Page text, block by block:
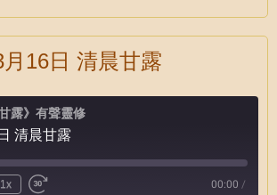
月16日 清晨甘露
甘露》有聲靈修
清晨甘露
1x 00:00 /